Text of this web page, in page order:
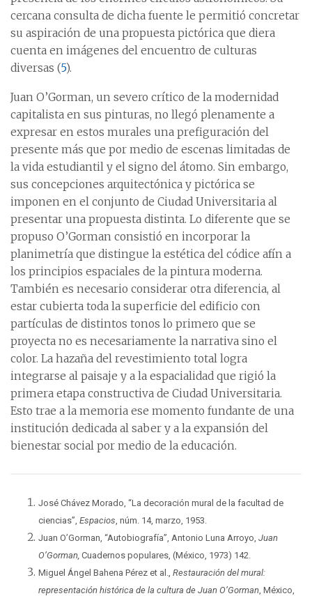
cercana consulta de dicha fuente le permitió concretar
su aspiración de una propuesta pictórica que diera
cuenta en imágenes del encuentro de culturas
diversas (5).
Juan O’Gorman, un severo crítico de la modernidad
capitalista en sus pinturas, no llegó plenamente a
expresar en estos murales una prefiguración del
presente más que por medio de escenas limitadas de
la vida estudiantil y el signo del átomo. Sin embargo,
sus concepciones arquitectónica y pictórica se
imponen en el conjunto de Ciudad Universitaria al
presentar una propuesta distinta. Lo diferente que se
propuso O’Gorman consistió en incorporar la
planimetría que distingue la estética del códice afín a
los principios espaciales de la pintura moderna.
También es necesario considerar otra diferencia, al
estar cubierta toda la superficie del edificio con
partículas de distintos tonos lo primero que se
proyecta no es necesariamente la narrativa sino el
color. La hazaña del revestimiento total logra
integrarse al paisaje y a la espacialidad que rigió la
primera etapa constructiva de Ciudad Universitaria.
Esto trae a la memoria ese momento fundante de una
institución dedicada al saber y a la expansión del
bienestar social por medio de la educación.
José Chávez Morado, “La decoración mural de la facultad de
ciencias”, Espacios , núm. 14, marzo, 1953.
Juan O’Gorman, “Autobiografía”, Antonio Luna Arroyo, Juan
O’Gorman, Cuadernos populares, (México, 1973) 142.
Miguel Ángel Bahena Pérez et al., Restauración del mural:
representación histórica de la cultura de Juan O’Gorman , México,